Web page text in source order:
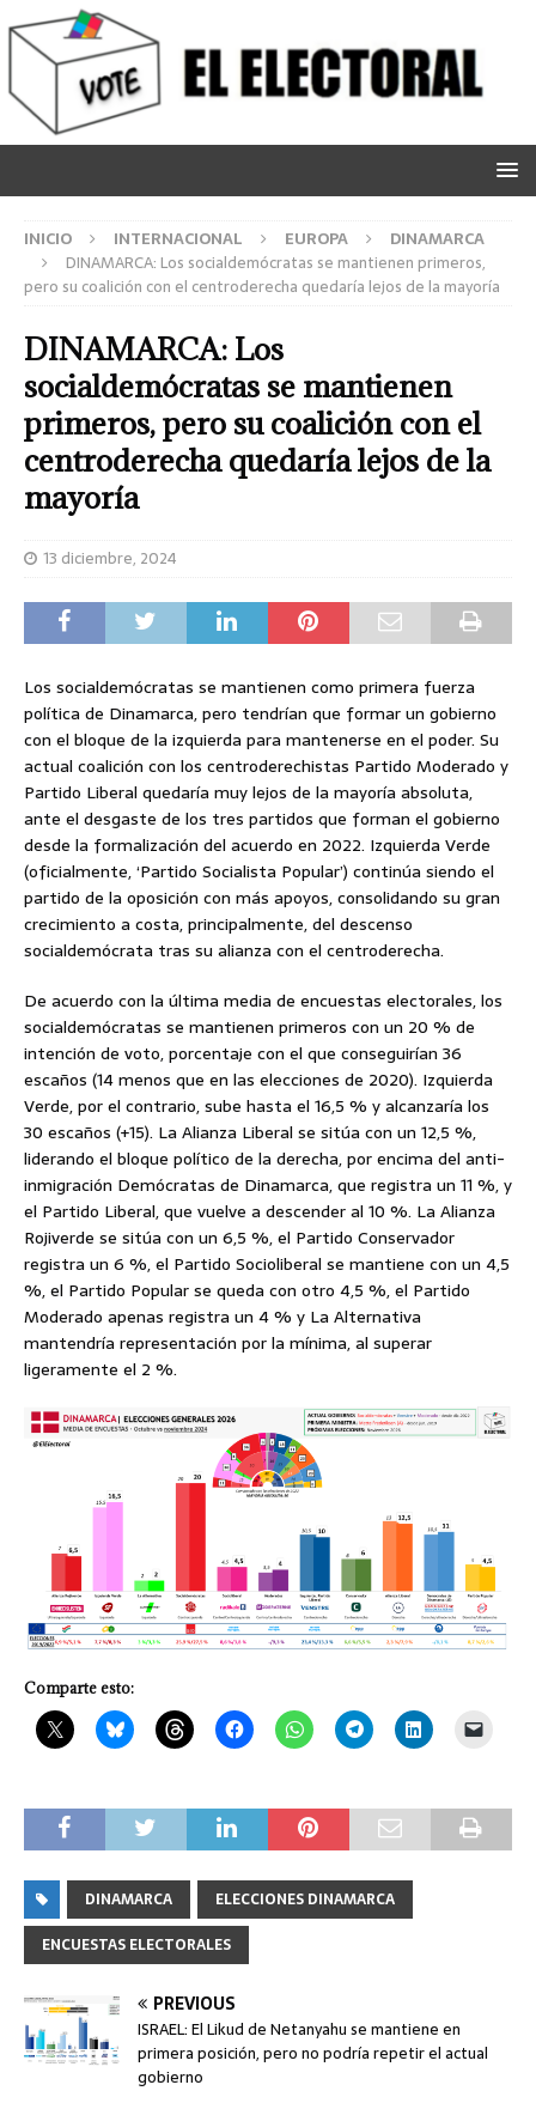
INICIO INTERNACIONAL EUROPA
DINAMARCA
DINAMARCA: Los socialdemócratas se mantienen primeros,
pero su coalición con el centroderecha quedaría lejos de la mayoría
DINAMARCA: Los
socialdemócratas se mantienen
primeros, pero su coalición con el
centroderecha quedaría lejos de la
mayoría
13 diciembre, 2024
Los socialdemócratas se mantienen como primera fuerza
política de Dinamarca, pero tendrían que formar un gobierno
con el bloque de la izquierda para mantenerse en el poder. Su
actual coalición con los centroderechistas Partido Moderado y
Partido Liberal quedaría muy lejos de la mayoría absoluta,
ante el desgaste de los tres partidos que forman el gobierno
desde la formalización del acuerdo en 2022. Izquierda Verde
(oficialmente, ‘Partido Socialista Popular’) continúa siendo el
partido de la oposición con más apoyos, consolidando su gran
crecimiento a costa, principalmente, del descenso
socialdemócrata tras su alianza con el centroderecha.
De acuerdo con la última media de encuestas electorales, los
socialdemócratas se mantienen primeros con un 20 % de
intención de voto, porcentaje con el que conseguirían 36
escaños (14 menos que en las elecciones de 2020). Izquierda
Verde, por el contrario, sube hasta el 16,5 % y alcanzaría los
30 escaños (+15). La Alianza Liberal se sitúa con un 12,5 %,
liderando el bloque político de la derecha, por encima del anti-
inmigración Demócratas de Dinamarca, que registra un 11 %, y
el Partido Liberal, que vuelve a descender al 10 %. La Alianza
Rojiverde se sitúa con un 6,5 %, el Partido Conservador
registra un 6 %, el Partido Socioliberal se mantiene con un 4,5
%, el Partido Popular se queda con otro 4,5 %, el Partido
Moderado apenas registra un 4 % y La Alternativa
mantendría representación por la mínima, al superar
ligeramente el 2 %.
Comparte esto:
DINAMARCA
ELECCIONES DINAMARCA
ENCUESTAS ELECTORALES
PREVIOUS
ISRAEL: El Likud de Netanyahu se mantiene en
primera posición, pero no podría repetir el actual
gobierno